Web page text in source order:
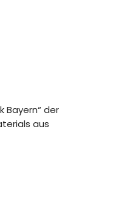
Bayern“ der
aus